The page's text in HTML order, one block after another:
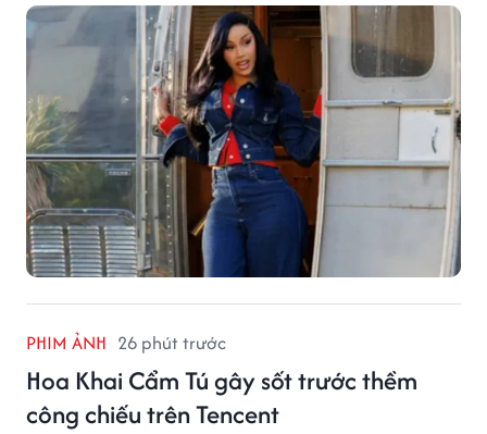
PHIM ẢNH 26 phút trước
Hoa Khai Cẩm Tú gây sốt trước thềm
công chiếu trên Tencent